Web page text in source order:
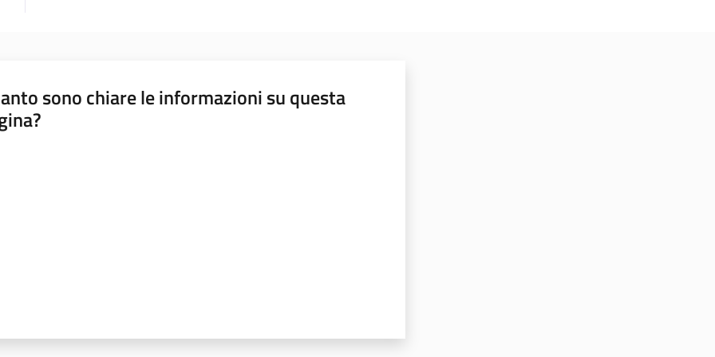
sono chiare le informazioni su questa